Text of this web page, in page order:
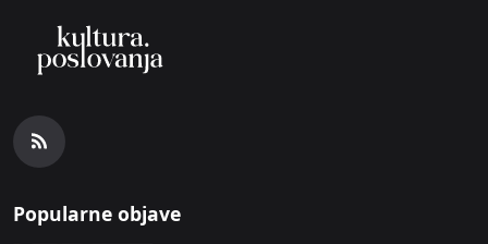
Popularne objave